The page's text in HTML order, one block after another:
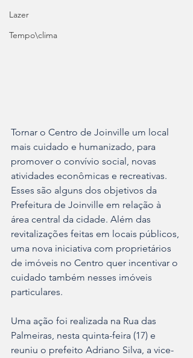
Lazer
Tempo\clima
Tornar o Centro de Joinville um local
mais cuidado e humanizado, para
promover o convívio social, novas
atividades econômicas e recreativas.
Esses são alguns dos objetivos da
Prefeitura de Joinville em relação à
área central da cidade. Além das
revitalizações feitas em locais públicos,
uma nova iniciativa com proprietários
de imóveis no Centro quer incentivar o
cuidado também nesses imóveis
particulares.
Uma ação foi realizada na Rua das
Palmeiras, nesta quinta-feira (17) e
reuniu o prefeito Adriano Silva, a vice-